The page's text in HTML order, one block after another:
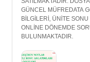
GÜNCEL MÜFREDATA
BİLGİLERİ, ÜNİTE
ONLİNE DÖNEMDE
BULUNMAKTADIR.